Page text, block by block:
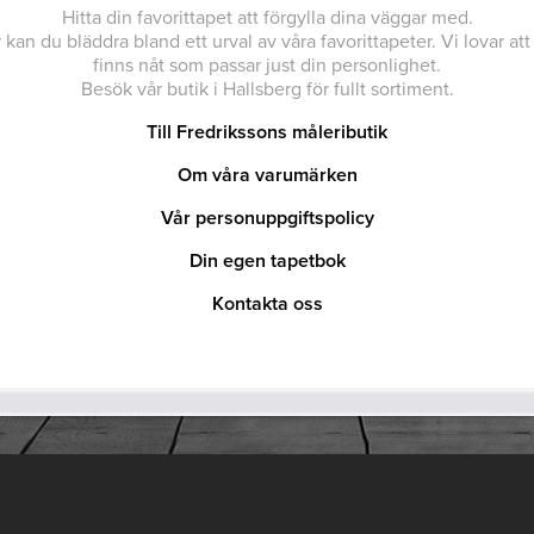
Hitta din favorittapet att förgylla dina väggar med.
kan du bläddra bland ett urval av våra favorittapeter. Vi lovar
finns nåt som passar just din personlighet.
Besök vår butik i Hallsberg för fullt sortiment.
Till Fredrikssons måleributik
Om våra varumärken
Vår personuppgiftspolicy
Din egen tapetbok
Kontakta oss